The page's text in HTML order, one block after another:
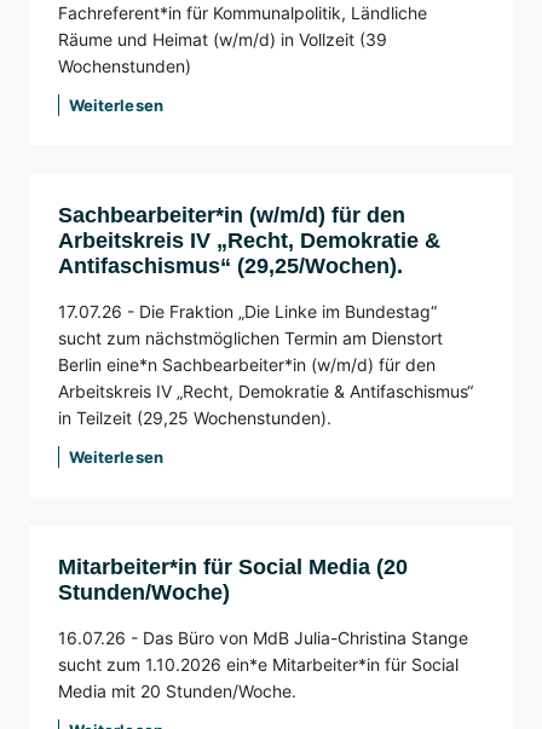
Fachreferent*in für Kommunalpolitik, Ländliche
Räume und Heimat (w/m/d) in Vollzeit (39
Wochenstunden)
Weiterlesen
Sachbearbeiter*in (w/m/d) für den
Arbeitskreis IV „Recht, Demokratie &
Antifaschismus“ (29,25/Wochen).
17.07.26 - Die Fraktion „Die Linke im Bundestag“
sucht zum nächstmöglichen Termin am Dienstort
Berlin eine*n Sachbearbeiter*in (w/m/d) für den
Arbeitskreis IV „Recht, Demokratie & Antifaschismus“
in Teilzeit (29,25 Wochenstunden).
Weiterlesen
Mitarbeiter*in für Social Media (20
Stunden/Woche)
16.07.26 - Das Büro von MdB Julia-Christina Stange
sucht zum 1.10.2026 ein*e Mitarbeiter*in für Social
Media mit 20 Stunden/Woche.